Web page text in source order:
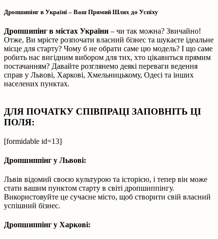
Дропшипінг в Україні – Ваш Прямий Шлях до Успіху
Дропшипінг в містах України – чи так можна? Звичайно!
Отже, Ви мрієте розпочати власний бізнес та шукаєте ідеальне
місце для старту? Чому б не обрати саме цю модель? І що саме
робить нас вигідним вибором для тих, хто цікавиться прямим
постачанням? Давайте розглянемо деякі переваги ведення
справ у Львові, Харкові, Хмельницькому, Одесі та інших
населених пунктах.
ДЛЯ ПОЧАТКУ СПІВПРАЦІ ЗАПОВНІТЬ ЦІ
ПОЛЯ:
[formidable id=13]
Дропшиппінг у Львові:
Львів відомий своєю культурою та історією, і тепер він може
стати вашим пунктом старту в світі дропшиппінгу.
Використовуйте це сучасне місто, щоб створити свій власний
успішний бізнес.
Дропшиппінг у Харкові: